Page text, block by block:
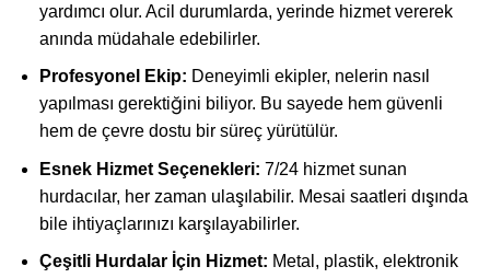
yardımcı olur. Acil durumlarda, yerinde hizmet vererek
anında müdahale edebilirler.
Profesyonel Ekip: Deneyimli ekipler, nelerin nasıl
yapılması gerektiğini biliyor. Bu sayede hem güvenli
hem de çevre dostu bir süreç yürütülür.
Esnek Hizmet Seçenekleri: 7/24 hizmet sunan
hurdacılar, her zaman ulaşılabilir. Mesai saatleri dışında
bile ihtiyaçlarınızı karşılayabilirler.
Çeşitli Hurdalar İçin Hizmet: Metal, plastik, elektronik